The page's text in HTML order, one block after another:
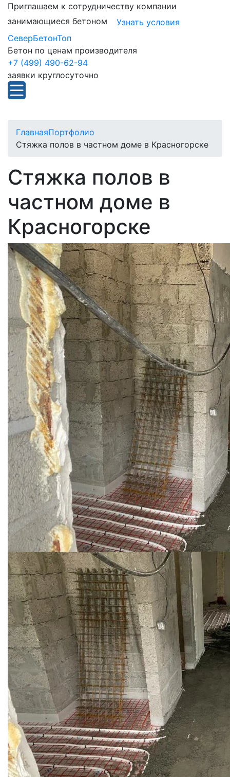
Приглашаем к сотрудничеству компании
занимающиеся бетоном
Узнать условия
СеверБетонТоп
Бетон по ценам производителя
+7 (499) 490-62-94
заявки круглосуточно
ГлавнаяПортфолио
Стяжка полов в частном доме в Красногорске
Стяжка полов в
частном доме в
Красногорске